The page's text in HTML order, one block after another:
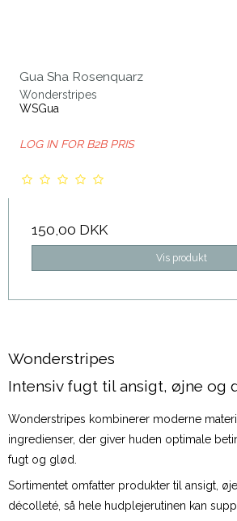
Gua Sha Rosenquarz
Wonderstripes
WSGua
LOG IN FOR B2B PRIS
150,00 DKK
Vis produkt
Wonderstripes
Intensiv fugt til ansigt, øjne og
Wonderstripes kombinerer moderne
ingredienser, der giver huden optimale
fugt og glød.
Sortimentet omfatter produkter til ansigt,
décolleté, så hele hudplejerutinen kan